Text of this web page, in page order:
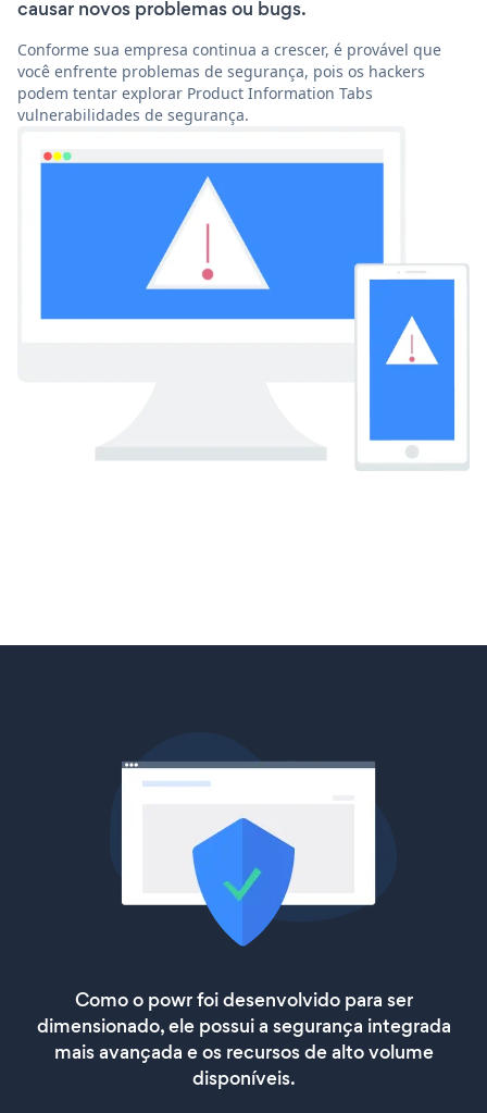
causar novos problemas ou bugs.
Conforme sua empresa continua a crescer, é provável que
você enfrente problemas de segurança, pois os hackers
podem tentar explorar Product Information Tabs
vulnerabilidades de segurança.
Como o powr foi desenvolvido para ser
dimensionado, ele possui a segurança integrada
mais avançada e os recursos de alto volume
disponíveis.